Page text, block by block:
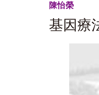
陳怡榮
基因療